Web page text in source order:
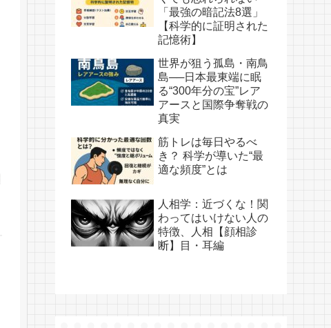
「最強の暗記法8選」
【科学的に証明された
記憶術】
世界が狙う孤島・南鳥
島──日本最東端に眠
る“300年分の宝”レア
アースと国際争奪戦の
真実
筋トレは毎日やるべ
き？ 科学が導いた“最
適な頻度”とは
人相学：近づくな！関
わってはいけない人の
特徴、人相【顔相診
断】目・耳編